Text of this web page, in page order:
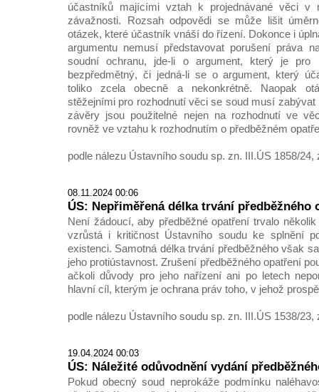
účastníků majícími vztah k projednávané věci v
závažnosti. Rozsah odpovědi se může lišit
otázek, které účastník vnáší do řízení. Dokonce i
argumentu nemusí představovat porušení práva
soudní ochranu, jde-li o argument, který je pro
bezpředmětný, či jedná-li se o argument, který
toliko zcela obecně a nekonkrétně. Naopak
stěžejními pro rozhodnutí věci se soud musí zabývat
závěry jsou použitelné nejen na rozhodnutí ve
rovněž ve vztahu k rozhodnutím o předběžném
podle nálezu Ústavního soudu sp. zn. III.ÚS 1858/24,
08.11.2024 00:06
ÚS: Nepřiměřená délka trvání předběžného
Není žádoucí, aby předběžné opatření trvalo
vzrůstá i kritičnost Ústavního soudu ke splnění
existenci. Samotná délka trvání předběžného však
jeho protiústavnost. Zrušení předběžného opatření
ačkoli důvody pro jeho nařízení ani po letech
hlavní cíl, kterým je ochrana práv toho, v jehož
podle nálezu Ústavního soudu sp. zn. III.ÚS 1538/23,
19.04.2024 00:03
ÚS: Náležité odůvodnění vydání
Pokud obecný soud neprokáže podmínku